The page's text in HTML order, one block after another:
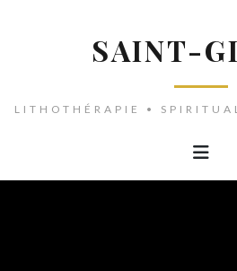
SAINT-
LITHOTHÉRAPIE •